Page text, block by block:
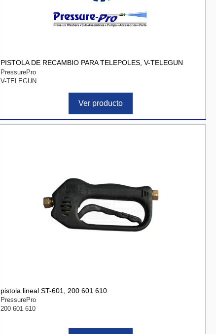
PISTOLA DE RECAMBIO PARA TELEPOLES, V-TELEGUN
PressurePro
V-TELEGUN
Ver producto
pistola lineal ST-601, 200 601 610
PressurePro
200 601 610